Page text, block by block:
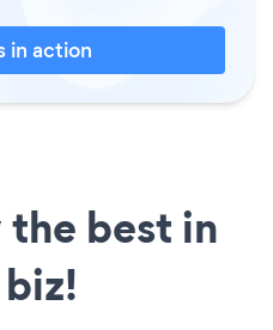
in action
best in